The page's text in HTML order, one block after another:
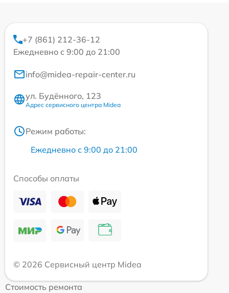
+7 (861) 212-36-12
Ежедневно с 9:00 до 21:00
info@midea-repair-center.ru
ул. Будённого, 123
Адрес сервисного центра Midea
Режим работы:
Ежедневно с 9:00 до 21:00
Способы оплаты
© 2026 Сервисный центр Midea
Стоимость ремонта